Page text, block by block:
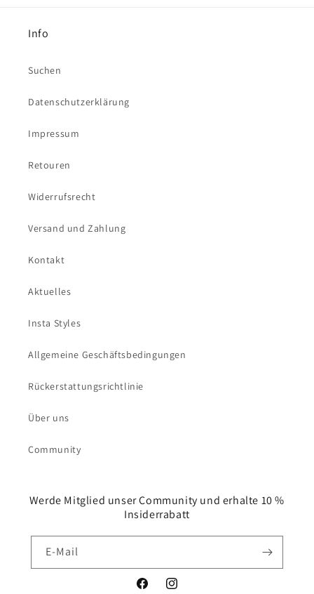
Info
Suchen
Datenschutzerklärung
Impressum
Retouren
Widerrufsrecht
Versand und Zahlung
Kontakt
Aktuelles
Insta Styles
Allgemeine Geschäftsbedingungen
Rückerstattungsrichtlinie
Über uns
Community
Werde Mitglied unser Community und erhalte 10 %
Insiderrabatt
E-Mail
FacebookInstagram